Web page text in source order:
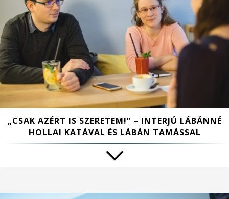
„CSAK AZÉRT IS SZERETEM!” – INTERJÚ LÁBÁNNÉ
HOLLAI KATÁVAL ÉS LÁBÁN TAMÁSSAL